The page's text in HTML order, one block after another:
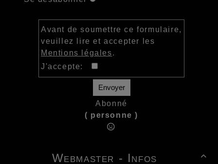
Avant de soumettre ce formulaire,
veuillez lire et accepter les
Mentions légales.
J'accepte:
Envoyer
Abonné
( personne )

Webmaster - Infos